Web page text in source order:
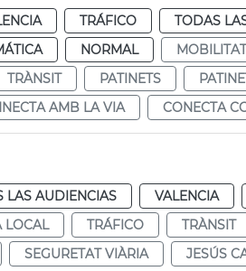
TRÁFICO
TODAS
NORMAL
MOBILITAT
TRÀNSIT
PATINETS
AMB LA VIA
CONECTA
LAS AUDIENCIAS VALENCIA
LOCAL
TRÁFICO
TRÀNSIT
SEGURETAT VIÀRIA
JESÚS